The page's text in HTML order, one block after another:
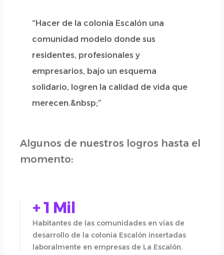
“Hacer de la colonia Escalón una
comunidad modelo donde sus
residentes, profesionales y
empresarios, bajo un esquema
solidario, logren la calidad de vida que
merecen.&nbsp;”
Algunos de nuestros logros hasta el
momento:
Habitantes de las comunidades en vías de
desarrollo de la colonia Escalón insertadas
laboralmente en empresas de La Escalón.
+ 1 Mil